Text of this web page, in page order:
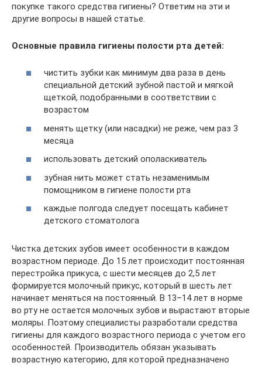
покупке такого средства гигиены? Ответим на эти и
другие вопросы в нашей статье.
Основные правила гигиены полости рта детей:
чистить зубки как минимум два раза в день
специальной детский зубной пастой и мягкой
щеткой, подобранными в соответствии с
возрастом
менять щетку (или насадки) не реже, чем раз 3
месяца
использовать детский ополаскиватель
зубная нить может стать незаменимым
помощником в гигиене полости рта
каждые полгода следует посещать кабинет
детского стоматолога
Чистка детских зубов имеет особенности в каждом
возрастном периоде. До 15 лет происходит постоянная
перестройка прикуса, с шести месяцев до 2,5 лет
формируется молочный прикус, который в шесть лет
начинает меняться на постоянный. В 13–14 лет в норме
во рту не остается молочных зубов и вырастают вторые
моляры. Поэтому специалисты разработали средства
гигиены для каждого возрастного периода с учетом его
особенностей. Производитель обязан указывать
возрастную категорию, для которой предназначено